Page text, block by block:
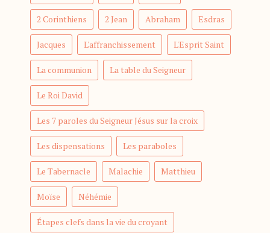
2 Corinthiens 2 Jean Abraham Esdras
Jacques L'affranchissement L'Esprit Saint
La communion La table du Seigneur
Le Roi David
Les 7 paroles du Seigneur Jésus sur la croix
Les dispensations Les paraboles
Le Tabernacle Malachie Matthieu
Moïse Néhémie
Étapes clefs dans la vie du croyant